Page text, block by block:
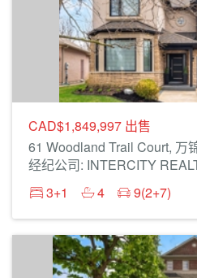
CAD$1,849,997 出售
61 Woodland Trail Court, 万
经纪公司: INTERCITY
3+1
4 9(2+7)